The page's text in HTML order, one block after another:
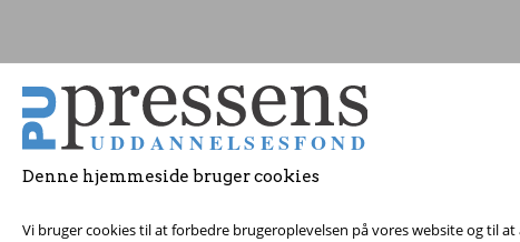
Denne hjemmeside bruger cookies
Vi bruger cookies til at forbedre brugeroplevelsen på vores website og til